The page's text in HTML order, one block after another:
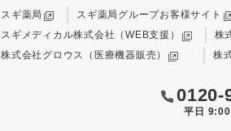
スギ薬局
スギ薬局グループお客様サイト
スギメディカル株式会社（WEB支援）
株
株式会社グロウス（医療機器販売）
株
0120-
平日